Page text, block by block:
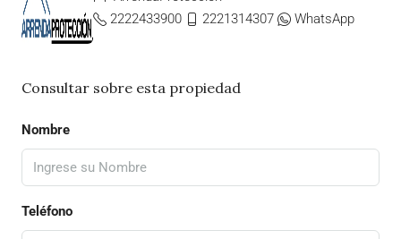
2222433900
2221314307 WhatsApp
Consultar sobre esta propiedad
Nombre
Teléfono